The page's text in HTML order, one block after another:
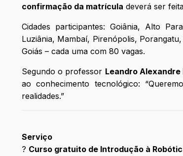
confirmação da matrícula deverá ser
Cidades participantes: Goiânia, Alto
Luziânia, Mambaí, Pirenópolis,
Goiás – cada uma com 80 vagas.
Segundo o professor Leandro Alexandre
ao conhecimento tecnológico:
realidades.”
Serviço
? Curso gratuito de Introdução à